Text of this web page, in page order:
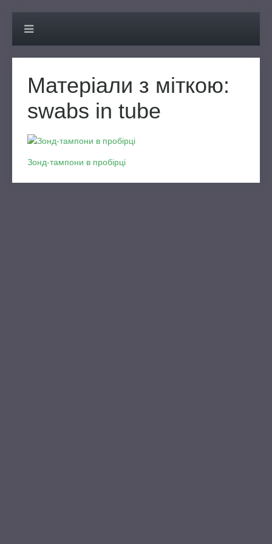
Матеріали з міткою:
swabs in tube
Зонд-тампони в пробірці